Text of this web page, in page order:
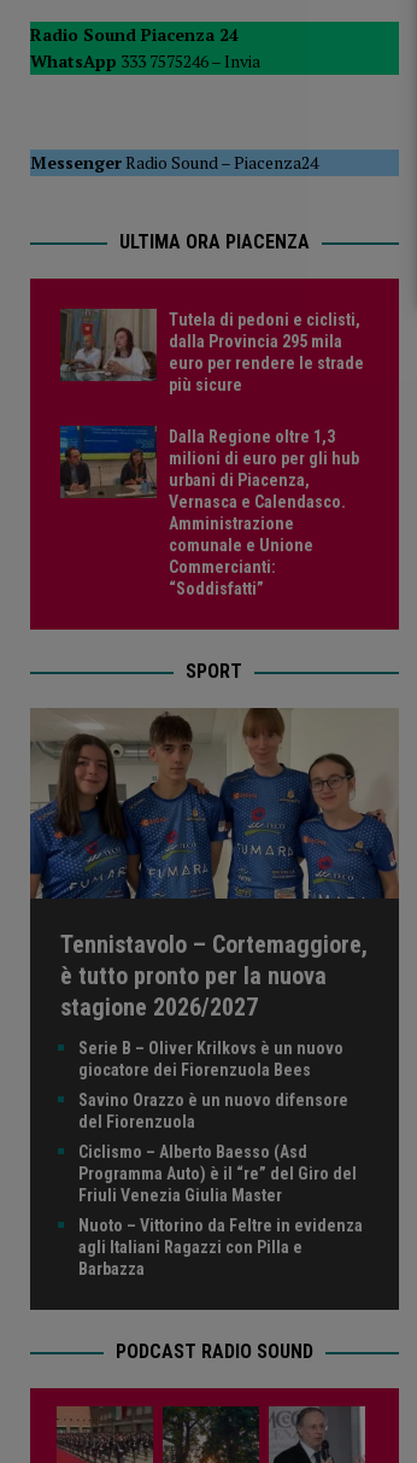
POLITICA
[ 5 Agosto 2026 ] Caldo estremo e
Radio Sound Piacenza 24
WhatsApp 333 7575246 – Invia
MessengerRadio Sound–Piacenza24
ULTIMA ORA PIACENZA
Tutela di pedoni e ciclisti,
dalla Provincia 295 mila
euro per rendere le strade
più sicure
Dalla Regione oltre 1,3
milioni di euro per gli hub
urbani di Piacenza,
Vernasca e Calendasco.
Amministrazione
comunale e Unione
Commercianti:
“Soddisfatti”
SPORT
Tennistavolo – Cortemaggiore,
è tutto pronto per la nuova
stagione 2026/2027
Serie B – Oliver Krilkovs è un nuovo
giocatore dei Fiorenzuola Bees
Savino Orazzo è un nuovo difensore
del Fiorenzuola
Ciclismo – Alberto Baesso (Asd
Programma Auto) è il “re” del Giro del
Friuli Venezia Giulia Master
Nuoto – Vittorino da Feltre in evidenza
agli Italiani Ragazzi con Pilla e
Barbazza
PODCAST RADIO SOUND